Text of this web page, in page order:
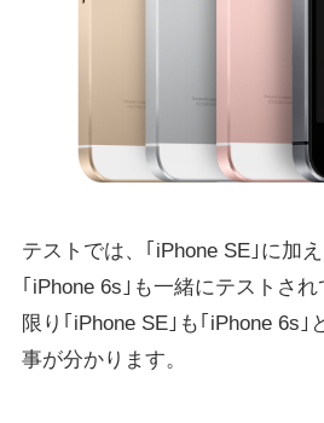
テストでは、｢iPhone SE｣に加
｢iPhone 6s｣も一緒にテストさ
限り｢iPhone SE｣も｢iPhone 6s｣
事が分かります。